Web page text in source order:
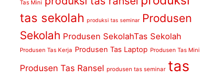
Tas Mini
tas sekolah produksi tas seminar Produsen
Sekolah Produsen SekolahTas Sekolah
Produsen Tas Kerja Produsen Tas Laptop Produsen Tas Mini
Produsen Tas Ransel produsen tas seminar tas